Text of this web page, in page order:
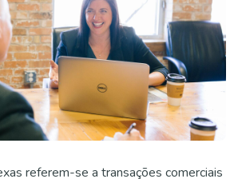
referem-se a transações comerciais